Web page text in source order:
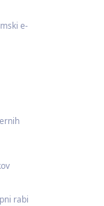
e-
rabi